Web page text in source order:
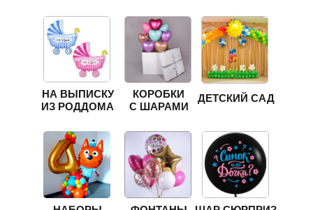
НА ВЫПИСКУ
ИЗ РОДДОМА
КОРОБКИ
С ШАРАМИ
ДЕТСКИЙ САД